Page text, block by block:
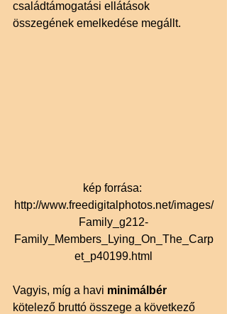
családtámogatási ellátások
összegének emelkedése megállt.
kép forrása:
http://www.freedigitalphotos.net/images/
Family_g212-
Family_Members_Lying_On_The_Carp
et_p40199.html
Vagyis, míg a havi minimálbér
kötelező bruttó összege a következő